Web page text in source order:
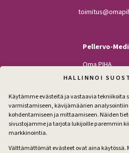
HALLINNOI
Käytämme evästeitä ja vastaavia tekniikoita
varmistamiseen, kävijämäärien
kohdentamiseen ja mittaamiseen. Näiden
sivustojamme ja tarjota lukijoille paremmin
markkinointia.
Välttämättömät evästeet ovat aina
Pellervo-
Oma PIHA
Kodin Pellervo
Maatilan